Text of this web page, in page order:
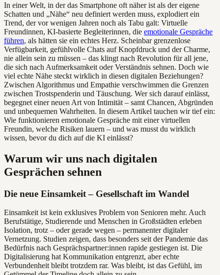
In einer Welt, in der das Smartphone oft näher ist als der eigene
Schatten und „Nähe“ neu definiert werden muss, explodiert ein
Trend, der vor wenigen Jahren noch als Tabu galt: Virtuelle
Freundinnen, KI-basierte Begleiterinnen, die emotionale Gespräche
führen, als hätten sie ein echtes Herz. Scheinbar grenzenlose
Verfügbarkeit, gefühlvolle Chats auf Knopfdruck und der Charme,
nie allein sein zu müssen – das klingt nach Revolution für all jene,
die sich nach Aufmerksamkeit oder Verständnis sehnen. Doch wie
viel echte Nähe steckt wirklich in diesen digitalen Beziehungen?
Zwischen Algorithmus und Empathie verschwimmen die Grenzen
zwischen Trostspenderin und Täuschung. Wer sich darauf einlässt,
begegnet einer neuen Art von Intimität – samt Chancen, Abgründen
und unbequemen Wahrheiten. In diesem Artikel tauchen wir tief ein:
Wie funktionieren emotionale Gespräche mit einer virtuellen
Freundin, welche Risiken lauern – und was musst du wirklich
wissen, bevor du dich auf die KI einlässt?
Warum wir uns nach digitalen
Gesprächen sehnen
Die neue Einsamkeit – Gesellschaft im Wandel
Einsamkeit ist kein exklusives Problem von Senioren mehr. Auch
Berufstätige, Studierende und Menschen in Großstädten erleben
Isolation, trotz – oder gerade wegen – permanenter digitaler
Vernetzung. Studien zeigen, dass besonders seit der Pandemie das
Bedürfnis nach Gesprächspartner:innen rapide gestiegen ist. Die
Digitalisierung hat Kommunikation entgrenzt, aber echte
Verbundenheit bleibt trotzdem rar. Was bleibt, ist das Gefühl, im